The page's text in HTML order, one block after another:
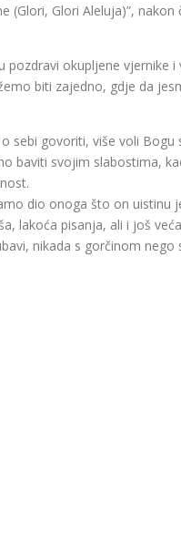
(Glori, Glori Aleluja)”,
pozdravi okupljene
biti zajedno, gdje da
sebi govoriti, više voli
baviti svojim slabostima,
dio onoga što on uistinu
lakoća pisanja, ali i još
nikada s gorčinom